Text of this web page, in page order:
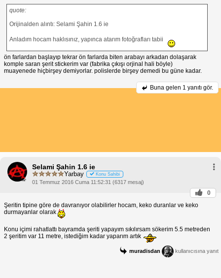
quote:
Orijinalden alıntı: Selami Şahin 1.6 ie
Anladım hocam haklısınız, yapınca atarım fotoğrafları tabii
ön farlardan başlayıp tekrar ön farlarda biten arabayı arkadan dolaşarak
komple saran şerit stickerim var (fabrika çıkışı orjinal hali böyle)
muayenede hiçbirşey demiyorlar. polislerde birşey demedi bu güne kadar.
Buna gelen 1 yanıtı gör.
Selami Şahin 1.6 ie
Yarbay Konu Sahibi
01 Temmuz 2016 Cuma 11:52:31 (6317 mesaj)
0
Şeritin tipine göre de davranıyor olabilirler hocam, keko duranlar ve keko
durmayanlar olarak
Konu içimi rahatlattı bayramda şeriti yapayım sıkılırsam sökerim 5.5 metreden
2 şeritim var 11 metre, istediğim kadar yaparım artık
muradisdan kullanıcısına yanıt